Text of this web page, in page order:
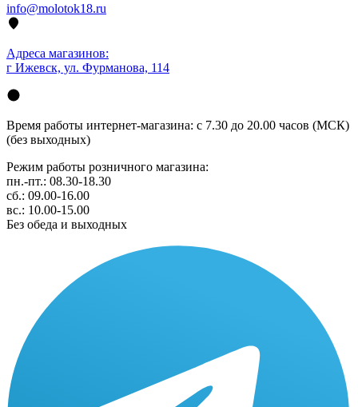
info@molotok18.ru
Адреса магазинов:
г Ижевск, ул. Фурманова, 114
Время работы интернет-магазина: с 7.30 до 20.00 часов (МСК)
(без выходных)
Режим работы розничного магазина:
пн.-пт.: 08.30-18.30
сб.: 09.00-16.00
вс.: 10.00-15.00
Без обеда и выходных